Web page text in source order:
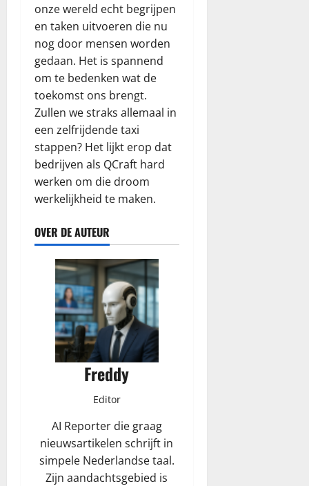
onze wereld echt begrijpen
en taken uitvoeren die nu
nog door mensen worden
gedaan. Het is spannend
om te bedenken wat de
toekomst ons brengt.
Zullen we straks allemaal in
een zelfrijdende taxi
stappen? Het lijkt erop dat
bedrijven als QCraft hard
werken om die droom
werkelijkheid te maken.
OVER DE AUTEUR
Freddy
Editor
AI Reporter die graag
nieuwsartikelen schrijft in
simpele Nederlandse taal.
Zijn aandachtsgebied is